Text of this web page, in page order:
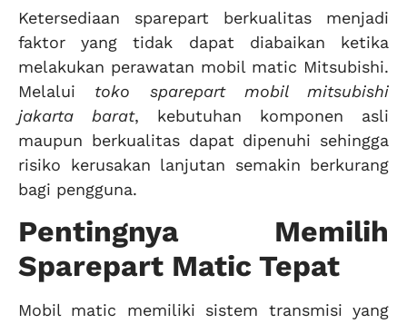
Ketersediaan sparepart berkualitas menjadi
faktor yang tidak dapat diabaikan ketika
melakukan perawatan mobil matic Mitsubishi.
Melalui toko sparepart mobil mitsubishi
jakarta barat, kebutuhan komponen asli
maupun berkualitas dapat dipenuhi sehingga
risiko kerusakan lanjutan semakin berkurang
bagi pengguna.
Pentingnya Memilih
Sparepart Matic Tepat
Mobil matic memiliki sistem transmisi yang